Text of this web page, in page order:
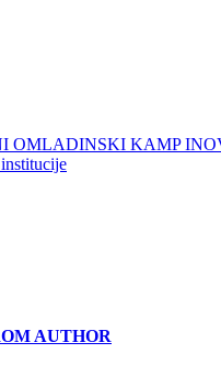
OMLADINSKI KAMP
AUTHOR